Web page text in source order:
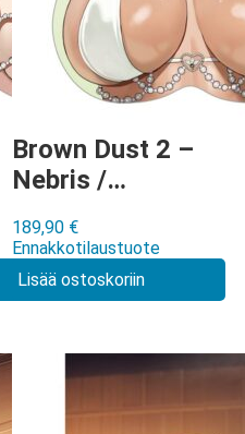
Brown Dust 2 –
Nebris /
Swimwear Extra
Large Oppai
Mouse Pad
189,90 €
Ennakkotilaustuote
Lisää ostoskoriin